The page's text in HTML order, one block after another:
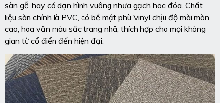
sàn gỗ, hay có dạn hình vuông nhưa gạch hoa đóa. Chất
liệu sàn chính là PVC, có bề mặt phù Vinyl chịu độ mài mòn
cao, hoa văn màu sắc trang nhã, thích hợp cho mọi không
gian từ cổ điển đến hiện đại.